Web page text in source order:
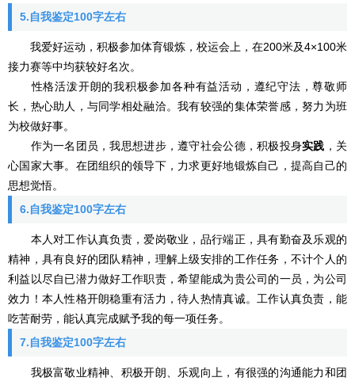
5.自我鉴定100字左右
我爱好运动，积极参加体育锻炼，校运会上，在200米及4×100米
接力赛等中均获较好名次。
性格活泼开朗的我积极参加各种有益活动，遵纪守法，尊敬师
长，热心助人，与同学相处融洽。我有较强的集体荣誉感，努力为班
为校做好事。
作为一名团员，我思想进步，遵守社会公德，积极投身实践 ，关
心国家大事。在团组织的领导下，力求更好地锻炼自己，提高自己的
思想觉悟。
6.自我鉴定100字左右
本人对工作认真负责，爱岗敬业，品行端正，具有勤奋及乐观的
精神，具有良好的团队精神，理解上级安排的工作任务，不计个人的
利益以尽自已潜力做好工作职责，希望能成为贵公司的一员，为公司
效力！本人性格开朗稳重有活力，待人热情真诚。工作认真负责，能
吃苦耐劳，能认真完成赋予我的每一项任务。
7.自我鉴定100字左右
我极富敬业精神、积极开朗、乐观向上，有很强的沟通能力和团